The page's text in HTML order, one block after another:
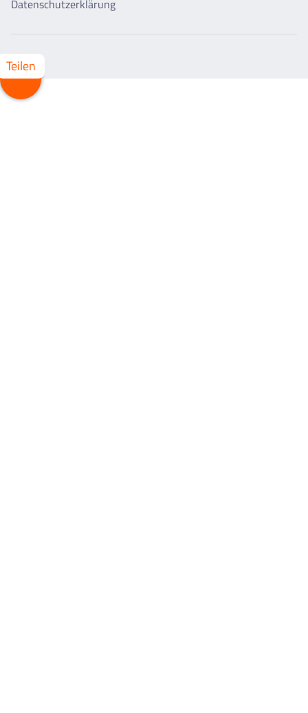
Datenschutzerklärung
Teilen
Whatsapp
Facebook
X